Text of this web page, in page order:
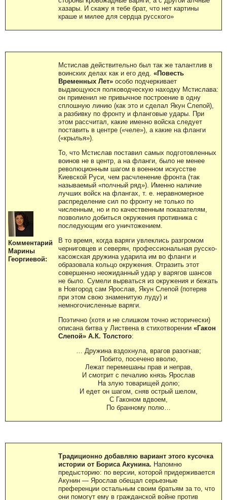
хазары. И скажу я тебе брат, что нет картины
краше и милее для сердца русского»
Комментарий
Марины
Георгиевой:
Мстислав действительно был так же талантлив в
воинских делах как и его дед. «Повесть
Временных Лет» особо подчеркивает
выдающуюся полководческую находку Мстислава:
он применил не привычное построение в одну
сплошную линию (как это и сделал Якун Слепой),
а разбивку по фронту и фланговые удары. При
этом рассчитал, какие именно войска следует
поставить в центре («челе»), а какие на фланги
(«крылья»).
То, что Мстислав поставил самых подготовленных
воинов не в центр, а на фланги, было не менее
революционным шагом в военном искусстве
Киевской Руси, чем расчленение фронта (так
называемый «полчный ряд»). Именно наличие
лучших войск на флангах, т. е. неравномерное
распределение сил по фронту не только по
численным, но и по качественным показателям,
позволило добиться окружения противника с
последующим его уничтожением.
В то время, когда варяги увлеклись разгромом
черниговцев и северян, профессиональная русско-
касожская дружина ударила им во фланги и
образовала кольцо окружения. Отразить этот
совершенно неожиданный удар у варягов шансов
не было. Сумели вырваться из окружения и бежать
в Новгород сам Ярослав, Якун Слепой (потеряв
при этом свою знаменитую луду) и
немногочисленные варяги.
Поэтично (хотя и не слишком точно исторически)
описана битва у Листвена в стихотворении «Гакон
Слепой» А.К. Толстого:
… Дружина вздохнула, врагов разогнав;
Побито, посечено вволю,
Лежат перемешаны прав и неправ,
И смотрит с печалию князь Ярослав
На злую товарищей долю;
И едет он шагом, сняв острый шелом,
С Гаконом вдвоем,
По бранному полю…
Традиционно добавляю вариант этого кусочка
истории от Бориса Акунина. Напомню
предысторию: по версии, которой придерживается
Акунин — Ярослав обещал серьезные
преференции остальным своим братьям за то, что
они помогут ему в гражданской войне против